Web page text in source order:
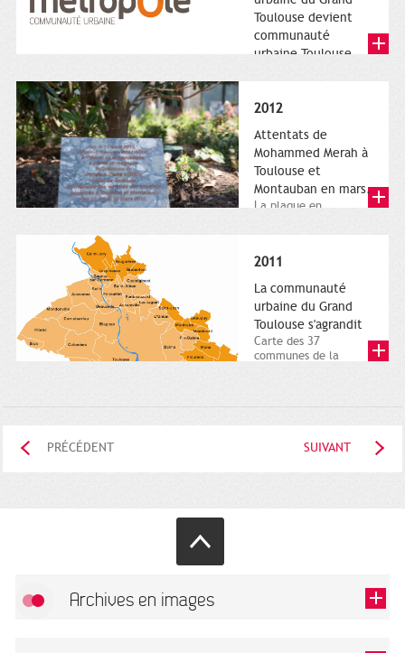
Toulouse devient
communauté
urbaine Toulouse
Métropole,
représentant l'anneau
de Moëbius.
2012
Attentats de
Mohammed Merah à
Toulouse et
Montauban en mars.
La plaque en
Charles-de-Gaulle.
2011
La communauté
urbaine du Grand
Toulouse s'agrandit
Carte des 37
communes de la
PRÉCÉDENT SUIVANT
Archives en images